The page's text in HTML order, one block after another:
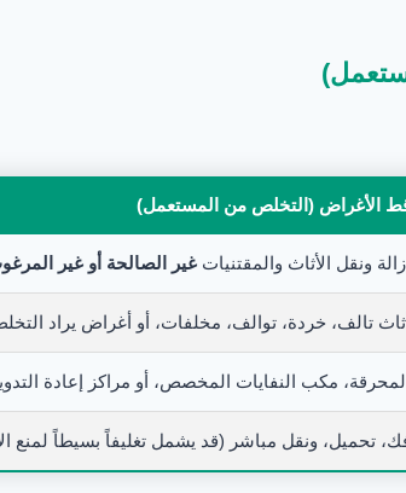
الأغراض (التخلص من المستعمل)
ونقل الأثاث والمقتنيات غير الصالحة أو غير
تالف، خردة، توالف، مخلفات، أو أغراض يراد
مكب النفايات المخصص، أو مراكز إعادة
تحميل، ونقل مباشر (قد يشمل تغليفاً بسيطاً لمنع